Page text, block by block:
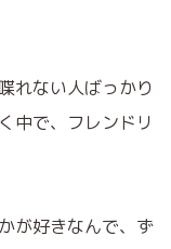
れない人ばっかり
中で、フレンドリ
が好きなんで、ず